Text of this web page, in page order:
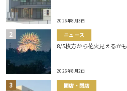
2026年8月3日
ニュース
8/5枚方から花火見えるかも
2026年8月2日
開店・閉店